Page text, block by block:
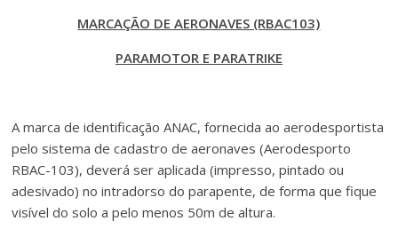
MARCAÇÃO DE AERONAVES (RBAC103)
PARAMOTOR E PARATRIKE
A marca de identificação ANAC, fornecida ao aerodesportista
pelo sistema de cadastro de aeronaves (Aerodesporto
RBAC-103), deverá ser aplicada (impresso, pintado ou
adesivado) no intradorso do parapente, de forma que fique
visível do solo a pelo menos 50m de altura.